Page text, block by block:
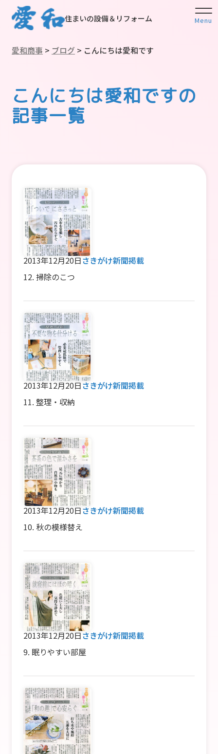
住まいの設備＆リフォーム Menu
愛和商事 > ブログ > こんにちは愛和です
こんにちは愛和ですの
記事一覧
2013年12月20日さきがけ新聞掲載
12. 掃除のこつ
2013年12月20日さきがけ新聞掲載
11. 整理・収納
2013年12月20日さきがけ新聞掲載
10. 秋の模様替え
2013年12月20日さきがけ新聞掲載
9. 眠りやすい部屋